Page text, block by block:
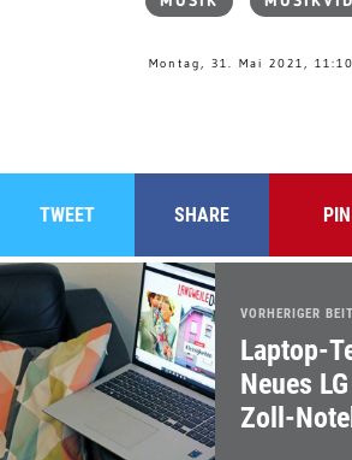
Montag, 31. Mai 2021,
TWEET SHARE PIN
VORHERIGER
Laptop-
Neues
Zoll-